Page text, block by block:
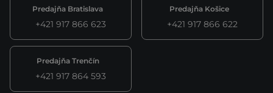
Predajňa Bratislava
+421 917 866 623
Predajňa Košice
+421 917 866 622
Predajňa Trenčín
+421 917 864 593